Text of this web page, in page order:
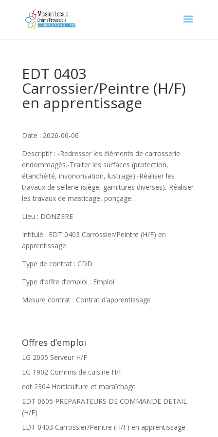
EDT 0403
Carrossier/Peintre (H/F)
en apprentissage
Date : 2026-06-06
Descriptif : -Redresser les éléments de carrosserie
endommagés.-Traiter les surfaces (protection,
étanchéité, insonorisation, lustrage).-Réaliser les
travaux de sellerie (siège, garnitures diverses).-Réaliser
les travaux de masticage, ponçage…
Lieu : DONZERE
Intitulé : EDT 0403 Carrossier/Peintre (H/F) en
apprentissage
Type de contrat : CDD
Type d’offre d’emploi : Emploi
Mesure contrat : Contrat d’apprentissage
Offres d’emploi
LG 2005 Serveur H/F
LG 1902 Commis de cuisine H/F
edt 2304 Horticulture et maraîchage
EDT 0605 PREPARATEURS DE COMMANDE DETAIL
(H/F)
EDT 0403 Carrossier/Peintre (H/F) en apprentissage